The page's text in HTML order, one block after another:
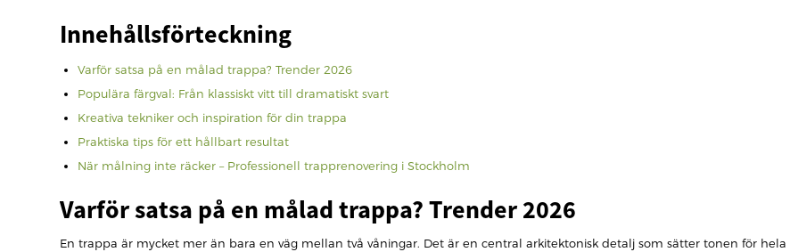
Innehållsförteckning
Varför satsa på en målad trappa? Trender 2026
Populära färgval: Från klassiskt vitt till dramatiskt svart
Kreativa tekniker och inspiration för din trappa
Praktiska tips för ett hållbart resultat
När målning inte räcker – Professionell trapprenovering i Stockholm
Varför satsa på en målad trappa? Trender 2026
En trappa är mycket mer än bara en väg mellan två våningar. Det är en central arkitektonisk detalj som sätter tonen för hela